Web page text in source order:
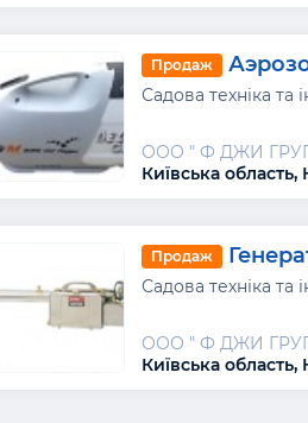
Продаж
Садова техніка та
ООО " Ф ДЖИ
Київська область,
Продаж
Садова техніка та
ООО " Ф ДЖИ
Київська область,